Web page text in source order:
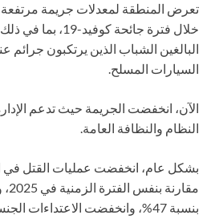
تعرض المنطقة لمعدلات جريمة
خلال فترة جائحة
البالغين الشباب الذين يرتكبون
السيارات المسلح.
الآن، انخفضت الجريمة حيث تدعم
النظام والنظافة العامة.